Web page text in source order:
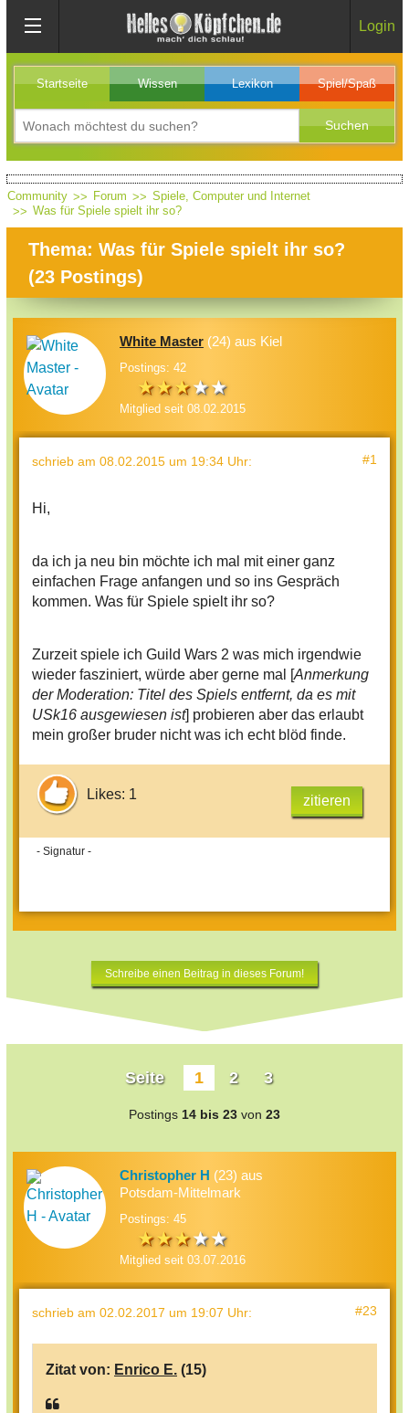
Login
Startseite Wissen Lexikon Spiel/Spaß
Community Forum
Spiele, Computer und Internet
Was für Spiele spielt ihr so?
Thema: Was für Spiele spielt ihr so?
(23 Postings)
White Master (24) aus Kiel
Postings: 42
Mitglied seit 08.02.2015
schrieb am 08.02.2015 um 19:34 Uhr: #1
Hi,
da ich ja neu bin möchte ich mal mit einer ganz
einfachen Frage anfangen und so ins Gespräch
kommen. Was für Spiele spielt ihr so?
Zurzeit spiele ich Guild Wars 2 was mich irgendwie
wieder fasziniert, würde aber gerne mal [Anmerkung
der Moderation: Titel des Spiels entfernt, da es mit
USk16 ausgewiesen ist] probieren aber das erlaubt
mein großer bruder nicht was ich echt blöd finde.
Likes: 1 zitieren
- Signatur -
Schreibe einen Beitrag in dieses Forum!
Seite 1 2 3
Postings 14 bis 23 von 23
Christopher H (23) aus
Potsdam-Mittelmark
Postings: 45
Mitglied seit 03.07.2016
schrieb am 02.02.2017 um 19:07 Uhr: #23
Zitat von: Enrico E. (15)